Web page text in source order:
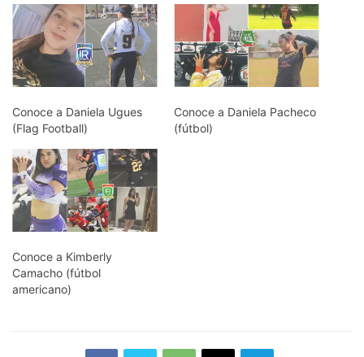
Conoce a Daniela Ugues
(Flag Football)
Conoce a Daniela Pacheco
(fútbol)
Conoce a Kimberly
Camacho (fútbol
americano)